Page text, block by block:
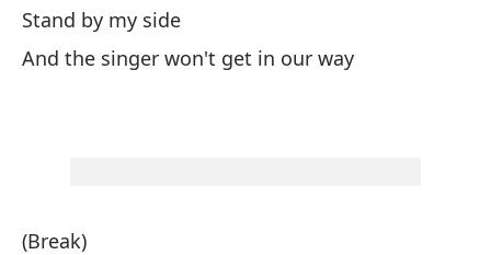
Stand by my side
And the singer won't get in our way
(Break)